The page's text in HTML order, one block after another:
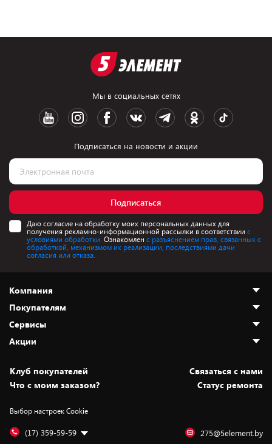
Мы в социальных сетях
Подписаться на новости и акции
Подписаться
Даю согласие на обработку моих персональных данных для
получения рекламно-информационной рассылки в соответствии с
условиями обработки. Ознакомлен с разъяснением прав, связанных с
обработкой, механизмом их реализации, последствиями дачи
согласия или отказа.
Компания
О нас
Адреса магазинов
Новости
Статьи и обзоры
Вакансии
Дай пять добру!
Покупателям
Как сделать заказ
Оплата и доставка
Безналичный расчёт
Обмен и возврат товара
Обработка персональных данных
Подарочные карты
Сервисы
Установка техники
Для игровых консолей
Для мобильных устройств
Для компьютеров
Акции
Скидки и промокоды
Белорусские товары
Бонусы
Оплата частями
Клуб покупателей
Cвязаться с нами
Что с моим заказом?
Статус ремонта
Выбор настроек Cookie
(17) 359-59-59 275@5element.by